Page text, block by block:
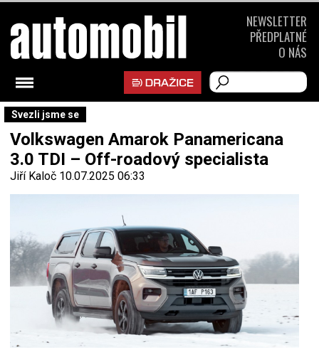
Svezli jsme se
Volkswagen Amarok Panamericana
3.0 TDI – Off-roadový specialista
Jiří Kaloč 10.07.2025 06:33
NEWSLETTER
PŘEDPLATNÉ
O NÁS